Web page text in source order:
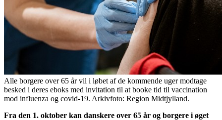
Alle borgere over 65 år vil i løbet af de kommende uger modtage
besked i deres eboks med invitation til at booke tid til vaccination
mod influenza og covid-19. Arkivfoto: Region Midtjylland.
Fra den 1. oktober kan danskere over 65 år og borgere i øget